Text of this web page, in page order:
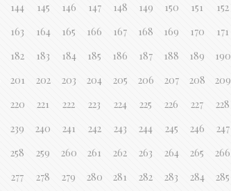
144 145 146 147 148 149 150 151
152
163 164 165 166 167 168 169 170
171
182 183 184 185 186 187 188 189
190
201 202 203 204 205 206 207 208
209
220 221 222 223 224 225 226 227
228
239 240 241 242 243 244 245 246
247
258 259 260 261 262 263 264 265
266
277 278 279 280 281 282 283 284
285